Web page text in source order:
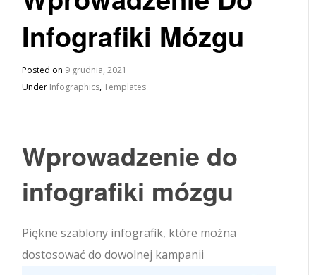
Infografiki Mózgu
Posted on 9 grudnia, 2021
Under Infographics,Templates
Wprowadzenie do
infografiki mózgu
Piękne szablony infografik, które można
dostosować do dowolnej kampanii